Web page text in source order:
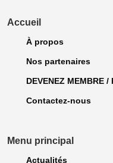
Accueil
À propos
Nos partenaires
DEVENEZ MEMBRE
Contactez-nous
Menu principal
Actualités